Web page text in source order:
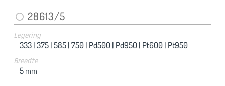
28613/5
Legering
333 |375 |585 |750 | Pd500 | Pd950 | Pt600 | Pt950
Breedte
5 mm